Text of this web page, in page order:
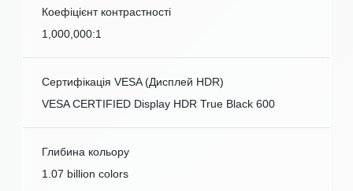
Коефіцієнт контрастності
1,000,000:1
Сертифікація VESA (Дисплей HDR)
VESA CERTIFIED Display HDR True Black 600
Глибина кольору
1.07 billion colors